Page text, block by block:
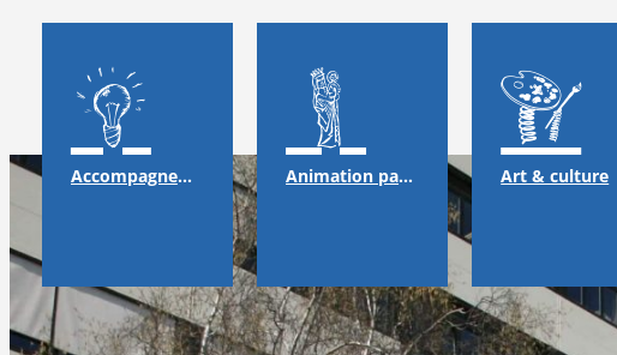
Accompagnement Animation pastorale & solidarité Art & culture